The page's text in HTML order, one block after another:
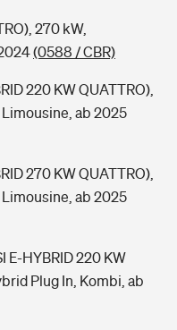
270 kW,
(0588 / CBR)
220 KW QUATTRO),
ab 2025
270 KW QUATTRO),
ab 2025
E-HYBRID 220 KW
Plug In, Kombi, ab